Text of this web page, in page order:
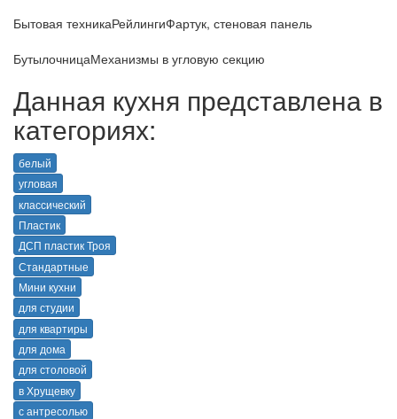
Бытовая техникаРейлингиФартук, стеновая панель
БутылочницаМеханизмы в угловую секцию
Данная кухня представлена в
категориях:
белый
угловая
классический
Пластик
ДСП пластик Троя
Стандартные
Мини кухни
для студии
для квартиры
для дома
для столовой
в Хрущевку
с антресолью